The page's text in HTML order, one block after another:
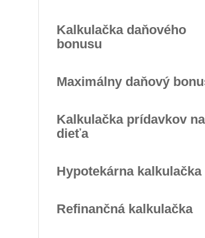
Kalkulačka daňového
bonusu
Maximálny daňový
Kalkulačka prídavkov na
dieťa
Hypotekárna kalkulačka
Refinančná kalkulačka